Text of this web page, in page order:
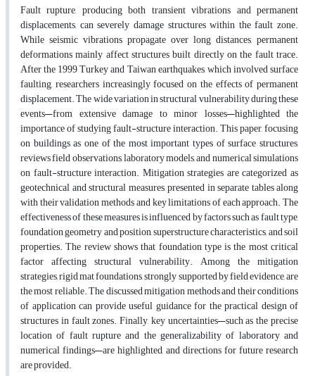
Fault rupture, producing both transient vibrations and permanent
displacements, can severely damage structures within the fault zone.
While seismic vibrations propagate over long distances, permanent
deformations mainly affect structures built directly on the fault trace.
After the 1999 Turkey and Taiwan earthquakes, which involved surface
faulting, researchers increasingly focused on the effects of permanent
displacement. The wide variation in structural vulnerability during these
events—from extensive damage to minor losses—highlighted the
importance of studying fault-structure interaction. This paper, focusing
on buildings as one of the most important types of surface structures,
reviews field observations, laboratory models, and numerical simulations
on fault-structure interaction. Mitigation strategies are categorized as
geotechnical and structural measures, presented in separate tables along
with their validation methods and key limitations of each approach. The
effectiveness of these measures is influenced by factors such as fault type,
foundation geometry and position, superstructure characteristics, and soil
properties. The review shows that foundation type is the most critical
factor affecting structural vulnerability. Among the mitigation
strategies, rigid mat foundations, strongly supported by field evidence, are
the most reliable. The discussed mitigation methods and their conditions
of application can provide useful guidance for the practical design of
structures in fault zones. Finally, key uncertainties—such as the precise
location of fault rupture and the generalizability of laboratory and
numerical findings—are highlighted, and directions for future research
are provided.